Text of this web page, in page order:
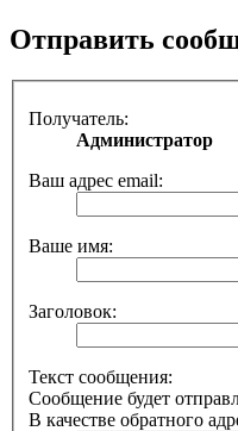
Отправить
Получатель:
Администратор
Ваш адрес email:
Ваше имя:
Заголовок:
Текст сообщения:
Сообщение будет
В качестве обратного